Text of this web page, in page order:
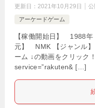
更新日： 2021年10月29日 公
アーケードゲーム
【稼働開始日】 1988
元】 NMK 【ジャンル
ーム ↓の動画をクリック
service=”rakuten& […]